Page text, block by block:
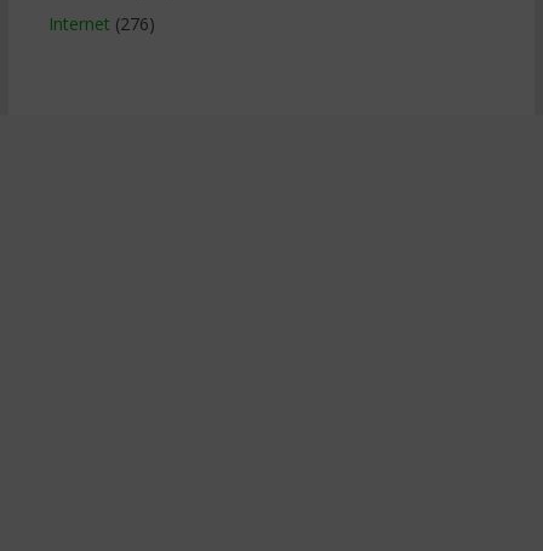
Internet (276)